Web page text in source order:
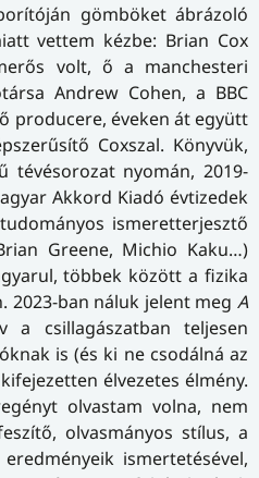
gömböket ábrázoló
vettem kézbe: Brian Cox
volt, ő a manchesteri
Andrew Cohen, a BBC
producere, éveken át együtt
Coxszal. Könyvük,
nyomán, 2019-
Akkord Kiadó évtizedek
ismeretterjesztő
Greene, Michio Kaku…)
többek között a fizika
2023-ban náluk jelent meg A
a csillagászatban teljesen
is (és ki ne csodálná az
élvezetes élmény.
olvastam volna, nem
olvasmányos stílus, a
ismertetésével,